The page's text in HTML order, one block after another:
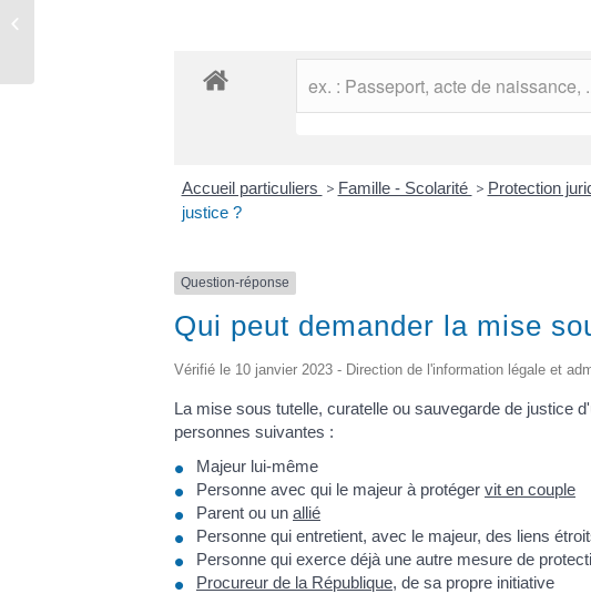
Accueil particuliers > Famille - Scolarité > Protection
justice ?
Question-réponse
Qui peut demander la mise
Vérifié le 10 janvier 2023 - Direction de l'information légale et
La mise sous tutelle, curatelle ou sauvegarde de justice
personnes suivantes :
Majeur lui-même
Personne avec qui le majeur à protéger vit en couple
Parent ou un allié
Personne qui entretient, avec le majeur, des liens
Personne qui exerce déjà une autre mesure de
Procureur de la République, de sa propre initiative